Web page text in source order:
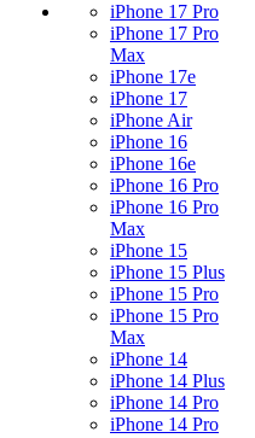
iPhone 17 Pro
iPhone 17 Pro
Max
iPhone 17e
iPhone 17
iPhone Air
iPhone 16
iPhone 16e
iPhone 16 Pro
iPhone 16 Pro
Max
iPhone 15
iPhone 15 Plus
iPhone 15 Pro
iPhone 15 Pro
Max
iPhone 14
iPhone 14 Plus
iPhone 14 Pro
iPhone 14 Pro